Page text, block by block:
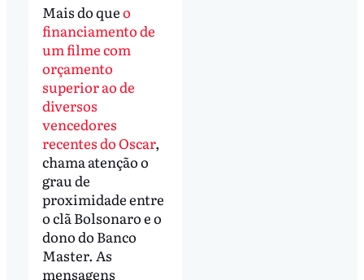
Mais do queo
financiamento de
um filme com
orçamento
superior ao de
diversos
vencedores
recentes do Oscar,
chama atenção o
grau de
proximidade entre
o clã Bolsonaro e o
dono do Banco
Master. As
mensagens